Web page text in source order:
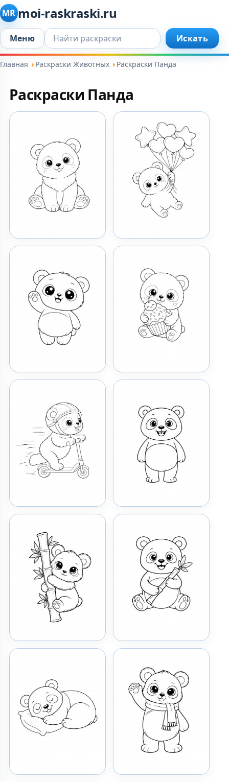
MR moi-raskraski.ru
Меню Искать... Искать
Главная Раскраски Животных Раскраски Панда
Раскраски Панда